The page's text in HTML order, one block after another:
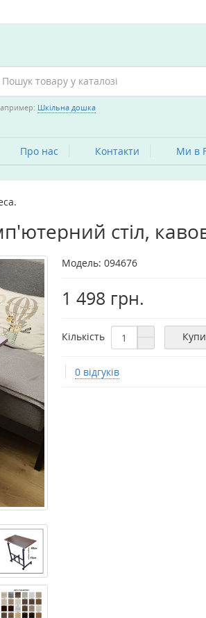
Шкільна дошка
Про нас Контакти Ми в
стіл,
Модель: 094676
1 498 грн.
Кількість
0 відгуків